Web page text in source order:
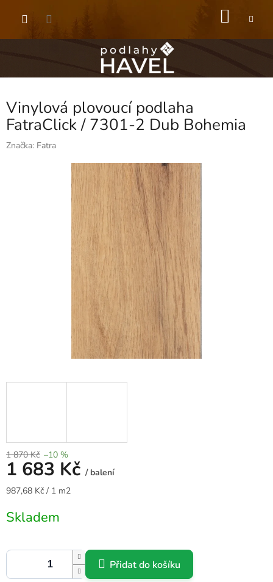
Vinylová plovoucí podlaha
FatraClick / 7301-2 Dub Bohemia
Značka: Fatra
1 870 Kč –10 %
1 683 Kč / balení
Měrná
987,68 Kč / 1 m2
Skladem
Přidat do košíku